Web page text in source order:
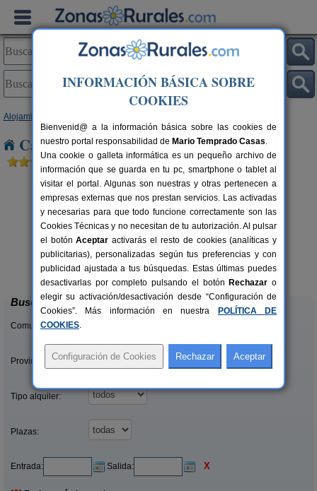
Alojamientos
Casas Rurales cerca de Mesas de Asta
6-2 pers.
desde25 €
Los Tajos de Setenil
Setenil de Las Bodegas (Cádiz)
Buscar
Comunidades:
Provincias/Islas:
Tipo alquiler:
Plazas:
Entrada: Salida: X
INFORMACIÓN BÁSICA SOBRE
COOKIES
Bienvenid@ a la información básica sobre las cookies de
nuestro portal responsabilidad de Mario Temprado Casas.
Una cookie o galleta informática es un pequeño archivo de
información que se guarda en tu pc, smartphone o tablet al
visitar el portal. Algunas son nuestras y otras pertenecen a
empresas externas que nos prestan servicios. Las activadas
y necesarias para que todo funcione correctamente son las
Cookies Técnicas y no necesitan de tu autorización. Al pulsar
el botónAceptar activarás el resto de cookies (analíticas y
publicitarias), personalizadas según tus preferencias y con
publicidad ajustada a tus búsquedas. Estas últimas puedes
desactivarlas por completo pulsando el botón Rechazar o
elegir su activación/desactivación desde “Configuración de
Cookies”. Más información en nuestra
POLÍTICA DE
COOKIES.